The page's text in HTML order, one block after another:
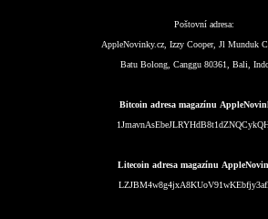
Poštovní adresa:
AppleNovinky.cz, Izzy Cooper, Jl Munduk
Batu Bolong, Canggu 80361, Bali,
Bitcoin adresa magazínu
Litecoin adresa magazínu